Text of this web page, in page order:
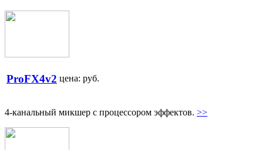
ProFX4v2 цена: руб.
4-канальный микшер с процессором эффектов. >>